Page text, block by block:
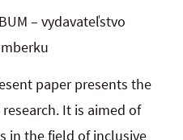
– vydavateľstvo
paper presents the
It is aimed of
in the field of inclusive